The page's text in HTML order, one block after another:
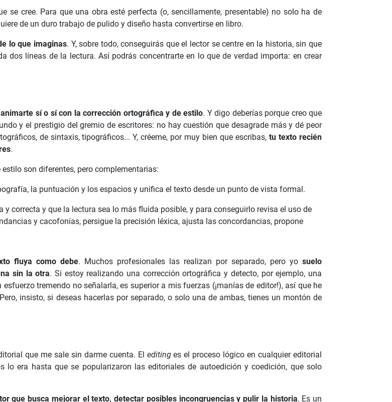
se cree. Para que una obra esté perfecta (o, sencillamente, presentable) no solo ha de
de un duro trabajo de pulido y diseño hasta convertirse en libro.
lo que imaginas. Y, sobre todo, conseguirás que el lector se centre en la historia, sin que
dos líneas de la lectura. Así podrás concentrarte en lo que de verdad importa: en crear
sí o sí con la corrección ortográfica y de estilo. Y digo deberías porque creo que
y el prestigio del gremio de escritores: no hay cuestión que desagrade más y dé peor
de sintaxis, tipográficos... Y, créeme, por muy bien que escribas, tu texto recién
.
son diferentes, pero complementarias:
la puntuación y los espacios y unifica el texto desde un punto de vista formal.
y correcta y que la lectura sea lo más fluida posible, y para conseguirlo revisa el uso de
y cacofonías, persigue la precisión léxica, ajusta las concordancias, propone
fluya como debe. Muchos profesionales las realizan por separado, pero yo suelo
sin la otra. Si estoy realizando una corrección ortográfica y detecto, por ejemplo, una
tremendo no señalarla, es superior a mis fuerzas (¡manías de editor!), así que he
insisto, si deseas hacerlas por separado, o solo una de ambas, tienes un montón de
que me sale sin darme cuenta. El editinges el proceso lógico en cualquier editorial
era hasta que se popularizaron las editoriales de autoedición y coedición, que solo
que busca mejorar el texto, detectar posibles incongruencias y pulir la historia. Es un